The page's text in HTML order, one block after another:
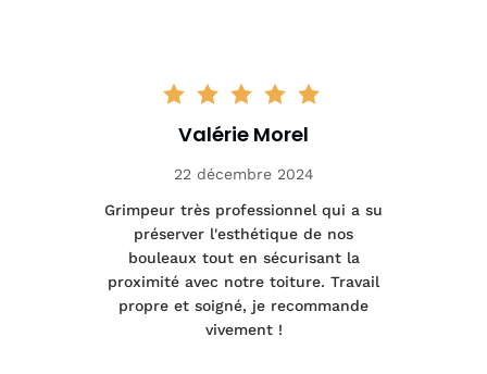
Valérie Morel
22 décembre 2024
Grimpeur très professionnel qui a su
préserver l'esthétique de nos
bouleaux tout en sécurisant la
proximité avec notre toiture. Travail
propre et soigné, je recommande
vivement !